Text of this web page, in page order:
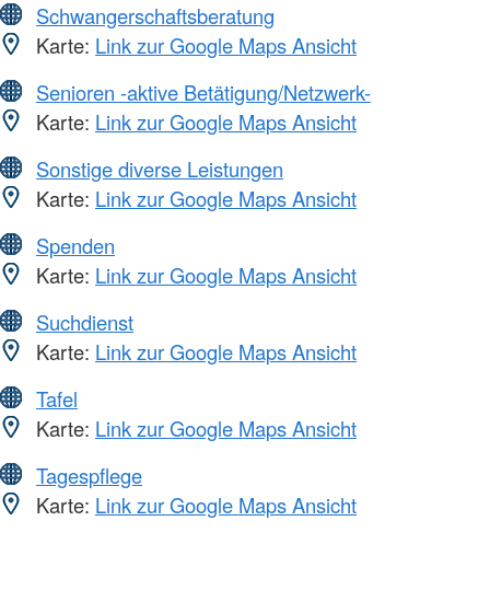
Schwangerschaftsberatung
Karte: Link zur Google Maps Ansicht
Senioren -aktive Betätigung/Netzwerk-
Karte: Link zur Google Maps Ansicht
Sonstige diverse Leistungen
Karte: Link zur Google Maps Ansicht
Spenden
Karte: Link zur Google Maps Ansicht
Suchdienst
Karte: Link zur Google Maps Ansicht
Tafel
Karte: Link zur Google Maps Ansicht
Tagespflege
Karte: Link zur Google Maps Ansicht